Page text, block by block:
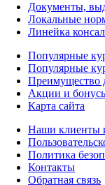
Документы,
Локальные
Линейка
Популярные
Популярные
Преимущество
Акции и
Карта сайта
Наши клиенты
Политика
Контакты
Обратная связь